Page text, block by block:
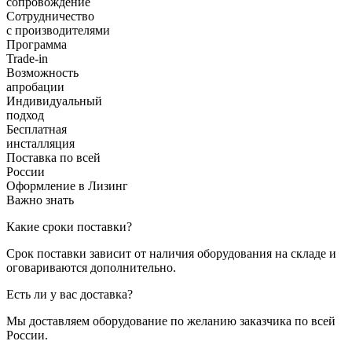
Сотрудничество
с производителями
Программа
Trade-in
Возможность
апробации
Индивидуальный
подход
Бесплатная
инсталляция
Поставка по всей
России
Оформление в Лизинг
Важно знать
Какие сроки поставки?
Срок поставки зависит от наличия оборудования на складе и
оговариваются дополнительно.
Есть ли у вас доставка?
Мы доставляем оборудование по желанию заказчика по всей
России.